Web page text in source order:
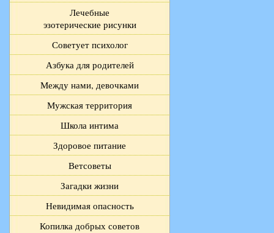
Лечебные
эзотерические рисунки
Советует психолог
Азбука для родителей
Между нами, девочками
Мужская территория
Школа интима
Здоровое питание
Ветсоветы
Загадки жизни
Невидимая опасность
Копилка добрых советов